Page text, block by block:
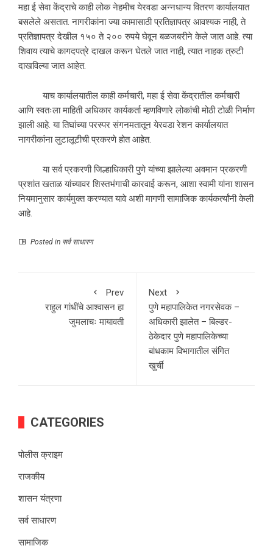
महा ई सेवा केंद्राचे काही लोक नेहमीच येरवडा अन्नधान्य वितरण कार्यालयात
बसलेले असतात. नागरीकांना ज्या कामासाठी प्रतिज्ञापत्र आवश्यक नाही, ते
प्रतिज्ञापत्र देखील १५० ते २०० रुपये घेवून बळजबरीने केले जात आहे. त्या
शिवाय त्याचे कागदपत्रे दाखल करून घेतले जात नाही, त्यात नाहक त्रुटी
दाखविल्या जात आहेत.
याच कार्यालयातील काही कर्मचारी, महा ई सेवा केंद्रातील कर्मचारी
आणि स्वतःला माहिती अधिकार कार्यकर्ता म्हणविणारे लोकांची मोठी टोळी निर्माण
झाली आहे. या तिघांच्या परस्पर संगनमतातून येरवडा रेशन कार्यालयात
नागरीकांना लुटालूटीची प्रकरणे होत आहेत.
या सर्व प्रकरणी जिल्हाधिकारी पुणे यांच्या झालेल्या अवमान प्रकरणी
प्रशांत खताळ यांच्यावर शिस्तभंगाची कारवाई करून, आशा स्वामी यांना शासन
नियमानुसार कार्यमुक्त करण्यात यावे अशी मागणी सामाजिक कार्यकर्त्यांनी केली
आहे.
Posted in सर्व साधारण
Prev
राहुल गांधींचे आश्वासन हा
जुमलाचः मायावती
Next
पुणे महापालिकेत नगरसेवक –
अधिकारी झालेत – बिल्डर-
ठेकेदार पुणे महापालिकेच्या
बांधकाम विभागातील संगित
खुर्ची
CATEGORIES
पोलीस क्राइम
राजकीय
शासन यंत्रणा
सर्व साधारण
सामाजिक